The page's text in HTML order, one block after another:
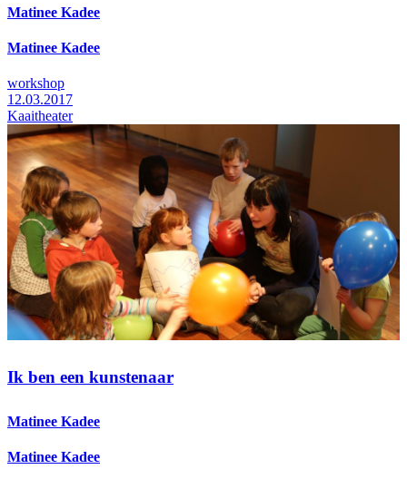
Matinee Kadee
Matinee Kadee
workshop
12.03.2017
Kaaitheater
Ik ben een kunstenaar
Matinee Kadee
Matinee Kadee